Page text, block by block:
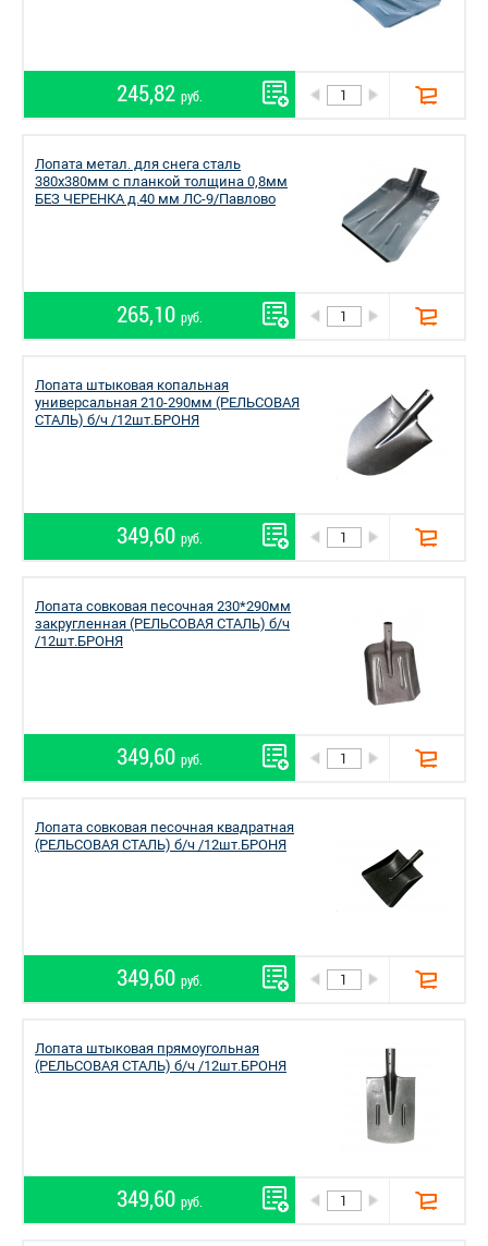
245,82 руб.
Лопата метал. для снега сталь
380х380мм с планкой толщина 0,8мм
БЕЗ ЧЕРЕНКА д.40 мм ЛС-9/Павлово
265,10 руб.
Лопата штыковая копальная
универсальная 210-290мм (РЕЛЬСОВАЯ
СТАЛЬ) б/ч /12шт.БРОНЯ
349,60 руб.
Лопата совковая песочная 230*290мм
закругленная (РЕЛЬСОВАЯ СТАЛЬ) б/ч
/12шт.БРОНЯ
349,60 руб.
Лопата совковая песочная квадратная
(РЕЛЬСОВАЯ СТАЛЬ) б/ч /12шт.БРОНЯ
349,60 руб.
Лопата штыковая прямоугольная
(РЕЛЬСОВАЯ СТАЛЬ) б/ч /12шт.БРОНЯ
349,60 руб.